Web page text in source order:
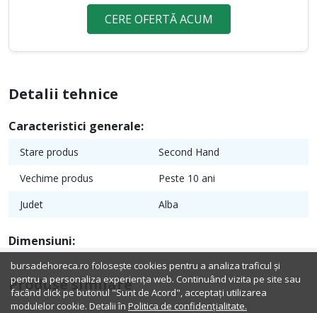
CERE OFERTĂ ACUM
Detalii tehnice
Caracteristici generale:
Stare produs
Second Hand
Vechime produs
Peste 10 ani
Judet
Alba
Dimensiuni:
Produse similare
bursadehoreca.ro folosește cookies pentru a analiza traficul și
pentru a personaliza experiența web. Continuând vizita pe site sau
facând click pe butonul "Sunt de Acord", acceptați utilizarea
modulelor cookie. Detalii în Politica de confidențialitate.